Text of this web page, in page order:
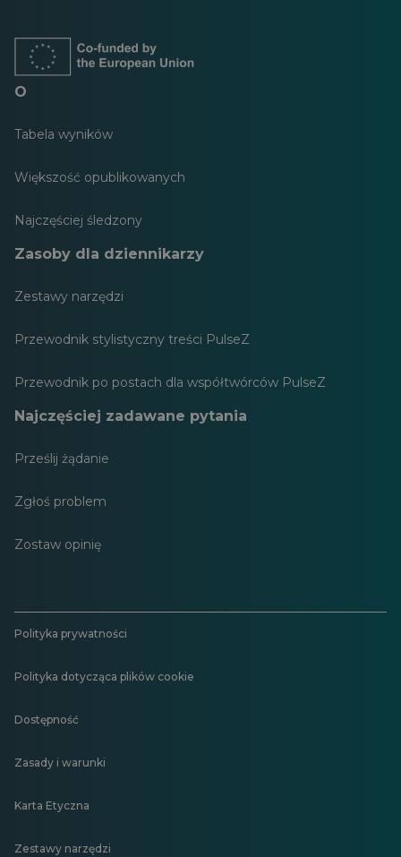
karciekarciekarciekarcie karcie
O
Tabela wyników
Większość opublikowanych
Najczęściej śledzony
Zasoby dla dziennikarzy
Zestawy narzędzi
Przewodnik stylistyczny treści PulseZ
Przewodnik po postach dla współtwórców PulseZ
Najczęściej zadawane pytania
Prześlij żądanie
Zgłoś problem
Zostaw opinię
Polityka prywatności
Polityka dotycząca plików cookie
Dostępność
Zasady i warunki
Karta Etyczna
Zestawy narzędzi